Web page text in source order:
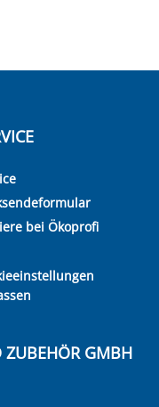
bei Ökoprofi
ZUBEHÖR GMBH